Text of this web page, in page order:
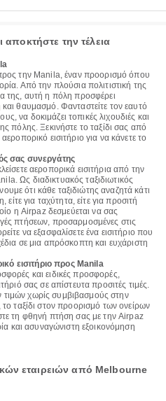
αποκτήστε την τέλεια
προς την Manila, έναν προορισμό όπου
Από την πλούσια πολιτιστική της
της, αυτή η πόλη προσφέρει
και θαυμασμό. Φανταστείτε τον εαυτό
να δοκιμάζει τοπικές λιχουδιές και
πόλης. Ξεκινήστε το ταξίδι σας από
εισιτήριο για να κάνετε το
σας συνεργάτης
αεροπορικά εισιτήρια από την
Ως διαδικτυακός ταξιδιωτικός
ότι κάθε ταξιδιώτης αναζητά κάτι
είτε για ταχύτητα, είτε για προσιτή
η Airpaz δεσμεύεται να σας
πτήσεων, προσαρμοσμένες στις
να εξασφαλίσετε ένα εισιτήριο που
σε μια απρόσκοπτη και ευχάριστη
εισιτήριο προς Manila
και ειδικές προσφορές,
σας σε απίστευτα προσιτές τιμές.
χωρίς συμβιβασμούς στην
ταξίδι στον προορισμό των ονείρων
τη φθηνή πτήση σας με την Airpaz
και ασυναγώνιστη εξοικονόμηση
εταιρειών από Melbourne